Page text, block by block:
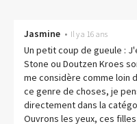
Jasmine • Il y a 16 ans
Un petit coup de gueule :
Stone ou Doutzen Kroes
me considère comme loin
ce genre de choses, je
directement dans la
Ouvrons les yeux, ces